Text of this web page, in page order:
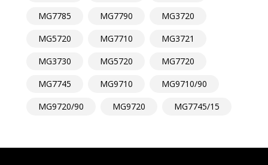
MG7785
MG7790
MG3720
MG5720
MG7710
MG3721
MG3730
MG5720
MG7720
MG7745
MG9710
MG9710/90
MG9720/90
MG9720 MG7745/15